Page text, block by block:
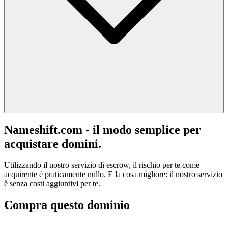
Nameshift.com - il modo semplice per
acquistare domini.
Utilizzando il nostro servizio di escrow, il rischio per te come
acquirente è praticamente nullo. E la cosa migliore: il nostro servizio
è senza costi aggiuntivi per te.
Compra questo dominio